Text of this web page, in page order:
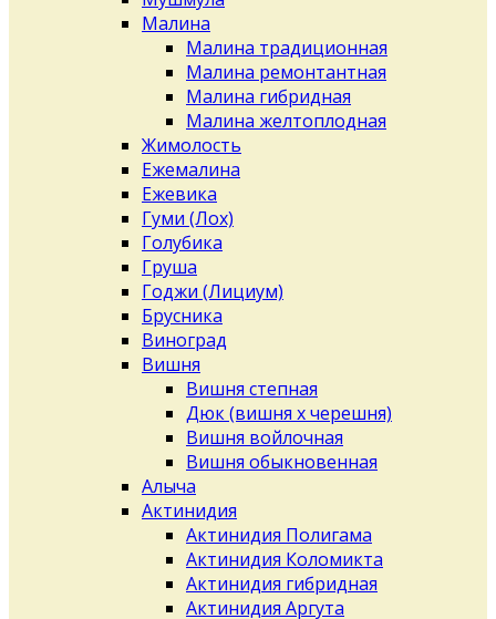
Малина
Малина традиционная
Малина ремонтантная
Малина гибридная
Малина желтоплодная
Жимолость
Ежемалина
Ежевика
Гуми (Лох)
Голубика
Груша
Годжи (Лициум)
Брусника
Виноград
Вишня
Вишня степная
Дюк (вишня х черешня)
Вишня войлочная
Вишня обыкновенная
Алыча
Актинидия
Актинидия Полигама
Актинидия Коломикта
Актинидия гибридная
Актинидия Аргута